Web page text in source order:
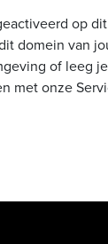
op
domein van
of leeg
met onze